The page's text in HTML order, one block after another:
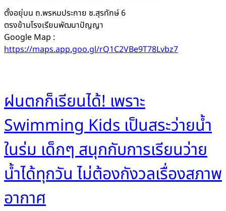
ตั้งอยุ่บน ถ.พรหมประกาย ซ.สุรทักษ์ 6
ตรงข้ามโรงเรียนพัฒนาปัญญา
Google Map :
https://maps.app.goo.gl/rQ1C2VBe9T78Lvbz7
ฝนตกก็เรียนได้! เพราะ
Swimming Kids เป็นสระว่ายน้ำ
ในร่ม เด็กๆ สนุกกับการเรียนว่าย
น้ำได้ทุกวัน ไม่ต้องกังวลเรื่องสภาพ
อากาศ